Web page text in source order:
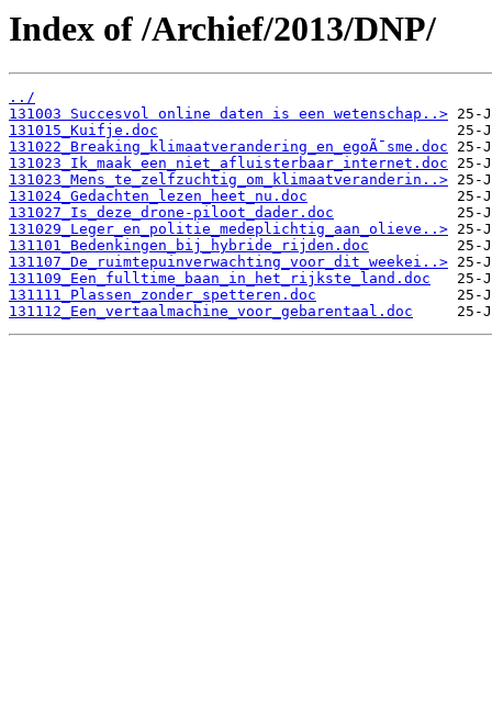
Index of /Archief/2013/DNP/
../
131003 Succesvol online daten is een wetenschap..>
131015_Kuifje.doc
131022_Breaking_klimaatverandering_en_egoÃ¯sme.doc
131023_Ik_maak_een_niet_afluisterbaar_internet.doc
131023_Mens_te_zelfzuchtig_om_klimaatveranderin..>
131024_Gedachten_lezen_heet_nu.doc
131027_Is_deze_drone-piloot_dader.doc
131029_Leger_en_politie_medeplichtig_aan_olieve..>
131101_Bedenkingen_bij_hybride_rijden.doc
131107_De_ruimtepuinverwachting_voor_dit_weekei..>
131109_Een_fulltime_baan_in_het_rijkste_land.doc
131111_Plassen_zonder_spetteren.doc
131112_Een_vertaalmachine_voor_gebarentaal.doc